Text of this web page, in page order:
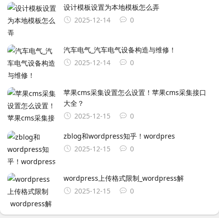
设计模板设置为本地模板怎么弄
2025-12-14
0
汽车电气_汽车电气设备构造与维修！
2025-12-14
0
苹果cms采集设置怎么设置！苹果cms采集接口
大全？
2025-12-15
0
zblog和wordpress知乎！wordpres
2025-12-15
0
wordpress上传格式限制_wordpress解
2025-12-15
0